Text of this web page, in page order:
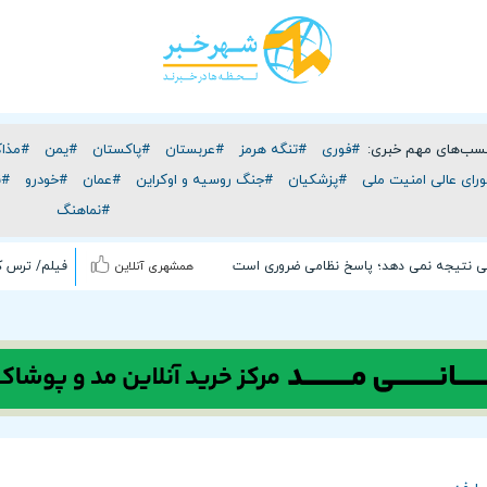
مهم خبری: #فوری #تنگه هرمز #عربستان #پاکستان #یمن
عالی امنیت ملی
#پزشکیان #جنگ روسیه و اوکراین #عمان #خودرو
#نماهنگ
همشهری آنلاین نتیجه‌ نمی دهد؛ پاسخ نظامی ضروری است فیلم/ ترس